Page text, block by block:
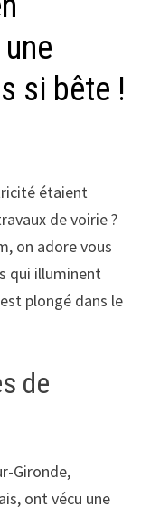
si bête !
étaient
de voirie ?
on adore vous
qui illuminent
plongé dans le
de
Gironde,
ont vécu une